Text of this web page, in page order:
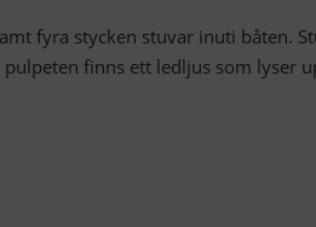
fyra stycken stuvar inuti båten.
finns ett ledljus som lyser